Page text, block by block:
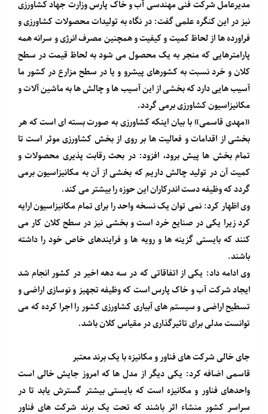
مدیرعامل شرکت فنی مهندسی آب و خاک پارس وزارت جهاد کشاورزی
نیز در این کنگره علمی گفت: در نگاه به تولیدات محصولات کشاورزی و
فراورده ها از لحاظ کمیت و کیفیت و همچنین مصرف انرژی و سرانه همه
پارامترهایی که منجر به یک محصول می شود به لحاظ قیمت در سطح
کلان و خرد نسبت به کشورهای پیشرو و یا در سطح مزارع در کشور ما
آسیب هایی دارد که بخشی از این آسیب ها و چالش ها به ماشین آلات و
مکانیزاسیون کشاورزی برمی گردد.
«مهدی قاسمی» با بیان اینکه کشاورزی به صورت بسته ای است که هر
بخشی از اقدامات و فعالیت ها بر روی از بخش کشاورزی موثر است تا
تمام بخش ها پیش برود، افزود: در بحث رقابت پذیری محصولات و
کمیت آن در تولید چالش داریم که بخشی از آن به مکانیزاسیون برمی
گردد که وظیفه دست اندرکاران این حوزه را بیشتر می کند.
وی اظهار کرد: نمی توان یک نسخه واحد را برای تمام مکانیزاسیون ارایه
کرد زیرا یکی در صنایع خرد است و بخشی نیز در سطح کلان کار می
کنند که بایستی گزینه ها و رویه ها و فرایندهای خاص خود را داشته
باشند.
وی ادامه داد: یکی از اتفاقاتی که در سه دهه اخیر در کشور انجام شد
ایجاد شرکت آب و خاک پارس است که وظیفه تجهیز و نوسازی اراضی و
تسطیح اراضی و سیستم های آبیاری کشاورزی کشور را اجرا کرده که می
توانست مدلی برای تاثیرگذاری در مقیاس کلان باشد.
جای خالی شرکت های فناور و مکانیزه با یک برند معتبر
قاسمی اضافه کرد: یکی دیگر از مدل ها که امروز جایش خالی است
واحدهای فناور و مکانیزه است که بایستی بیشتر گسترش یابد تا در
سراسر کشور منشاء اثر باشند که تحت یک برند شرکت های فناور